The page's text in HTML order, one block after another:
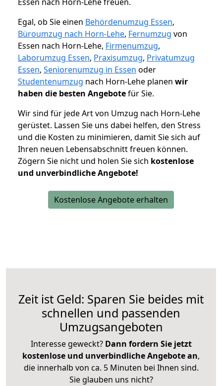
Egal, ob Sie einen Behördenumzug Essen,
Büroumzug nach Horn-Lehe, Fernumzug von
Essen nach Horn-Lehe, Firmenumzug,
Laborumzug Essen, Praxisumzug, Privatumzug
Essen, Seniorenumzug in Essen oder
Studentenumzug nach Horn-Lehe planen wir
haben die besten Angebotefür Sie.
Wir sind für jede Art von Umzug nach Horn-Lehe
gerüstet. Lassen Sie uns dabei helfen, den Stress
und die Kosten zu minimieren, damit Sie sich auf
Ihren neuen Lebensabschnitt freuen können.
Zögern Sie nicht und holen Sie sich kostenlose
und unverbindliche Angebote!
Kostenlose Angebote erhalten
Zeit ist Geld: Sparen Sie beides mit
schnellen und passenden
Umzugsangeboten
Interesse geweckt? Dann fordern Sie jetzt
kostenlose und unverbindliche Angebote an,
die innerhalb von ca. 5 Minuten bei Ihnen sind.
Sie glauben uns nicht?